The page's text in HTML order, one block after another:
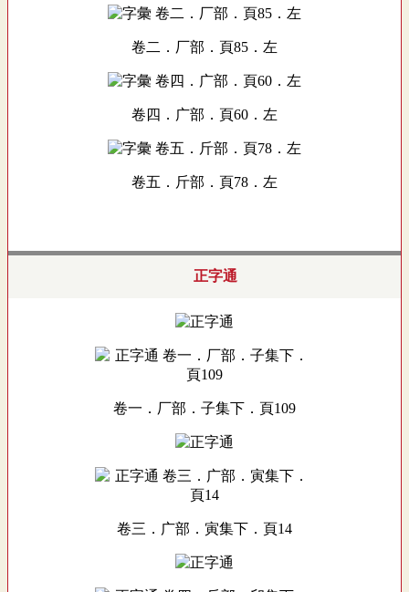
卷二．厂部．頁85．左
卷四．广部．頁60．左
卷五．斤部．頁78．左
正字通
卷一．厂部．子集下．頁109
卷三．广部．寅集下．頁14